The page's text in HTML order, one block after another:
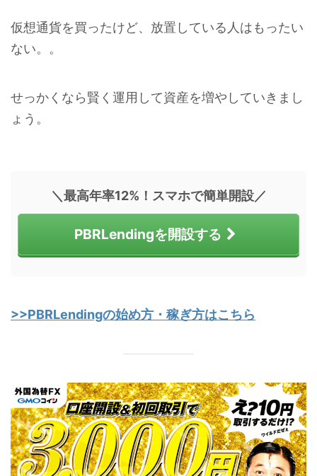
仮想通貨を買ったけど、放置している人はもったい
ない。。
せっかくなら賢く運用して資産を増やしていきまし
ょう。
＼最高年率12%！スマホで簡単開設／
PBRLendingを開設する
>>PBRLendingの始め方・稼ぎ方はこちら